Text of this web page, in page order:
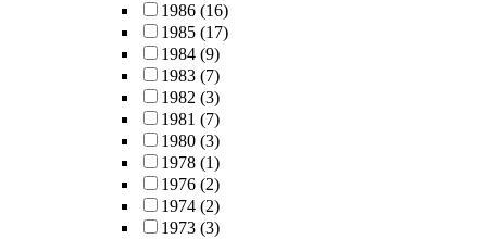
1986 (16)
1985 (17)
1984 (9)
1983 (7)
1982 (3)
1981 (7)
1980 (3)
1978 (1)
1976 (2)
1974 (2)
1973 (3)